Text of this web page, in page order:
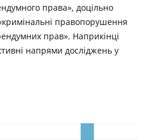
права», доцільно
правопорушення
прав». Наприкінці
напрями досліджень у